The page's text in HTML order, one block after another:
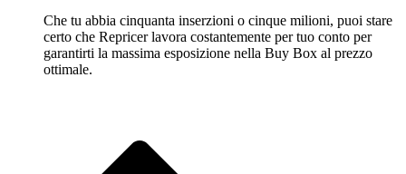
Che tu abbia cinquanta inserzioni o cinque milioni, puoi stare
certo che Repricer lavora costantemente per tuo conto per
garantirti la massima esposizione nella Buy Box al prezzo
ottimale.